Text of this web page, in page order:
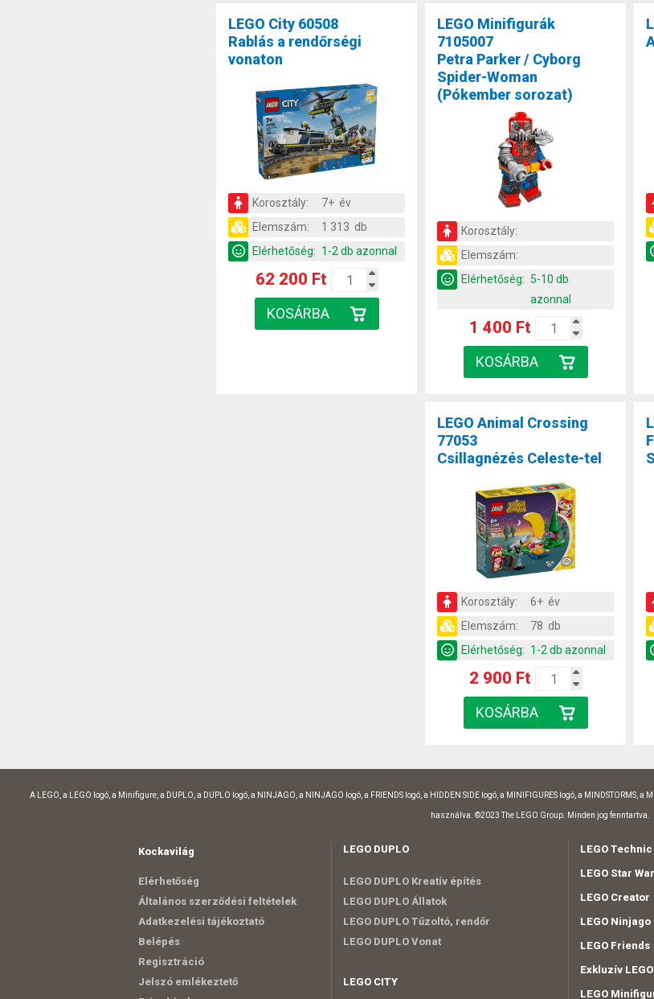
LEGO City 60508
Rablás a rendőrségi
vonaton
Korosztály:
7+ év
Elemszám:
1 313 db
Elérhetőség: 1-2 db azonnal
62 200 Ft
LEGO Minifigurák
7105007
Petra Parker / Cyborg
Spider-Woman
(Pókember sorozat)
Korosztály:
Elemszám:
Elérhetőség: 5-10 db
azonnal
1 400 Ft
LEGO Animal Crossing
77053
Csillagnézés Celeste-tel
Korosztály:
6+ év
Elemszám:
78 db
Elérhetőség: 1-2 db azonnal
2 900 Ft
A LEGO, a LEGO logó, a Minifigure, a DUPLO, a DUPLO logó, a NINJAGO, a NINJAGO logó, a FRIENDS logó, a HIDDEN SIDE logó, a MINIFIGURES logó, a MINDSTORMS, a
használva. ©2023 The LEGO Group. Minden jog fenntartva.
Kockavilág
Elérhetőség
Általános szerződési feltételek
Adatkezelési tájékoztató
Belépés
Regisztráció
Jelszó emlékeztető
LEGO DUPLO
LEGO DUPLO Kreatív építés
LEGO DUPLO Állatok
LEGO DUPLO Tűzoltó, rendőr
LEGO DUPLO Vonat
LEGO CITY
LEGO Technic
LEGO Star
LEGO Creator
LEGO Ninjago
LEGO Friends
Exkluzív
LEGO